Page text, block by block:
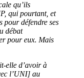
qu’ils
qui pourtant, et
pour défendre ses
débat
pour eux. Mais
elle d’avoir à
l’UNI] au